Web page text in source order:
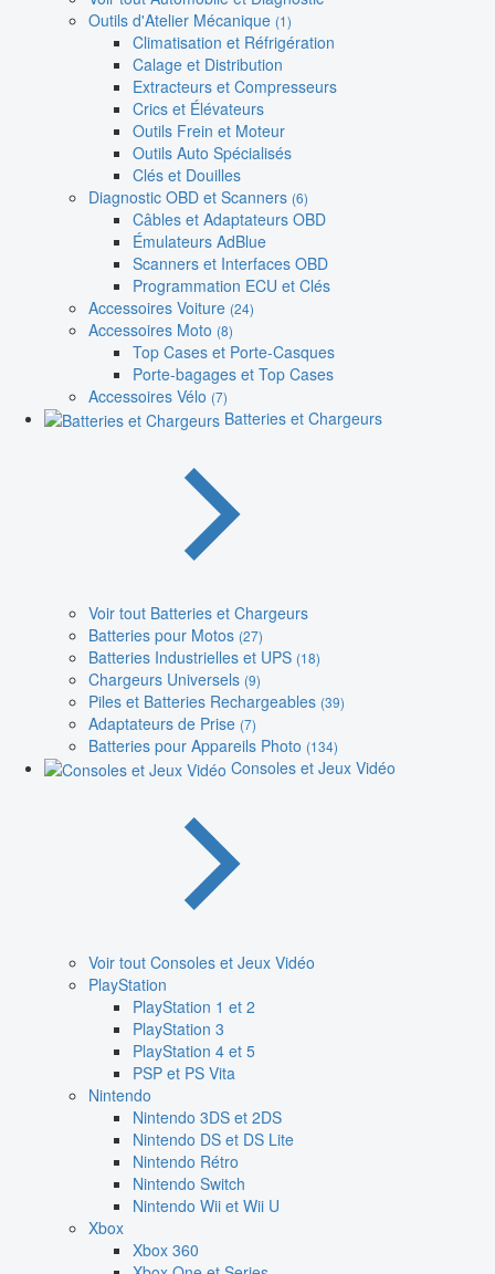
Outils d'Atelier Mécanique (1)
Climatisation et Réfrigération
Calage et Distribution
Extracteurs et Compresseurs
Crics et Élévateurs
Outils Frein et Moteur
Outils Auto Spécialisés
Clés et Douilles
Diagnostic OBD et Scanners (6)
Câbles et Adaptateurs OBD
Émulateurs AdBlue
Scanners et Interfaces OBD
Programmation ECU et Clés
Accessoires Voiture (24)
Accessoires Moto (8)
Top Cases et Porte-Casques
Porte-bagages et Top Cases
Accessoires Vélo (7)
Batteries et Chargeurs
Voir tout Batteries et Chargeurs
Batteries pour Motos (27)
Batteries Industrielles et UPS (18)
Chargeurs Universels (9)
Piles et Batteries Rechargeables (39)
Adaptateurs de Prise (7)
Batteries pour Appareils Photo (134)
Consoles et Jeux Vidéo
Voir tout Consoles et Jeux Vidéo
PlayStation
PlayStation 1 et 2
PlayStation 3
PlayStation 4 et 5
PSP et PS Vita
Nintendo
Nintendo 3DS et 2DS
Nintendo DS et DS Lite
Nintendo Rétro
Nintendo Switch
Nintendo Wii et Wii U
Xbox
Xbox 360